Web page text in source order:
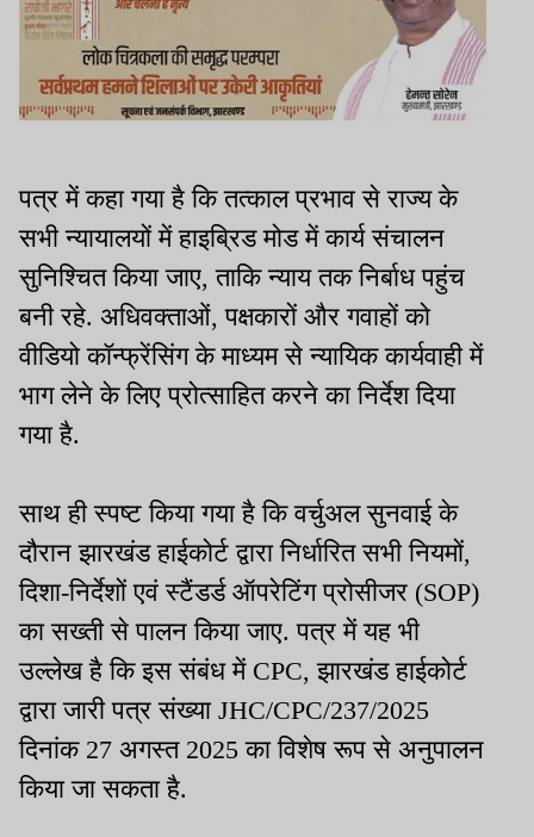
पत्र में कहा गया है कि तत्काल प्रभाव से राज्य के
सभी न्यायालयों में हाइब्रिड मोड में कार्य संचालन
सुनिश्चित किया जाए, ताकि न्याय तक निर्बाध पहुंच
बनी रहे. अधिवक्ताओं, पक्षकारों और गवाहों को
वीडियो कॉन्फ्रेंसिंग के माध्यम से न्यायिक कार्यवाही में
भाग लेने के लिए प्रोत्साहित करने का निर्देश दिया
गया है.
साथ ही स्पष्ट किया गया है कि वर्चुअल सुनवाई के
दौरान झारखंड हाईकोर्ट द्वारा निर्धारित सभी नियमों,
दिशा-निर्देशों एवं स्टैंडर्ड ऑपरेटिंग प्रोसीजर (SOP)
का सख्ती से पालन किया जाए. पत्र में यह भी
उल्लेख है कि इस संबंध में CPC, झारखंड हाईकोर्ट
द्वारा जारी पत्र संख्या JHC/CPC/237/2025
दिनांक 27 अगस्त 2025 का विशेष रूप से अनुपालन
किया जा सकता है.